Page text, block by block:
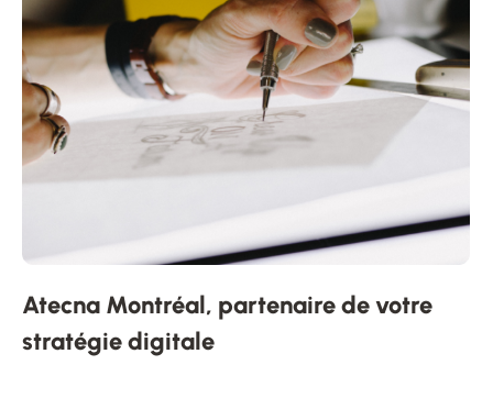
Atecna Montréal, partenaire de votre
stratégie digitale